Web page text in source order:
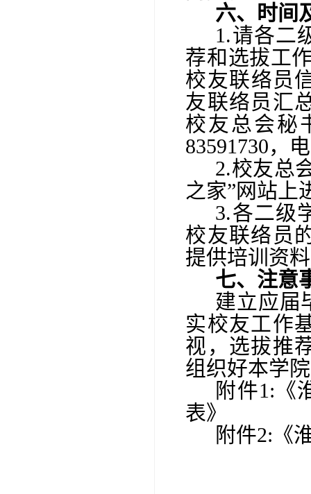
六、时间
1.请各二
荐和选拔工
校友联络员
友联络员汇
校友总会秘
83591730，
2.校友总
之家”网站上
3.各二级
校友联络员
提供培训资
七、注意
建立应届
实校友工作
视，选拔推
组织好本学
附件1: 《
表》
附件2: 《